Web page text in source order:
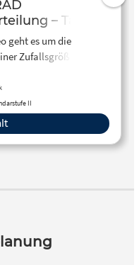
– Tabelle
berechnen
geht es um die
Zufallsgröße X. Ich
II